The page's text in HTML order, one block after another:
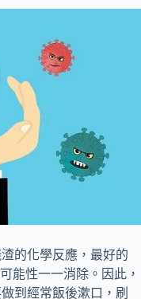
的化學反應，最好的
能性一一消除。因此，
到經常飯後漱口，刷